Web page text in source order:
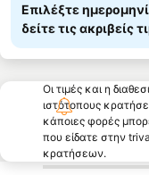
Επιλέξτε
δείτε τις ακριβείς
Οι τιμές και η
ιστότοπους
κάποιες φορές
που είδατε στην
κρατήσεων.